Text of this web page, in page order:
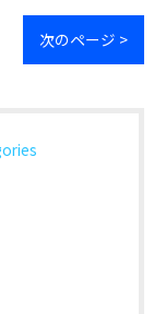
次のページ >